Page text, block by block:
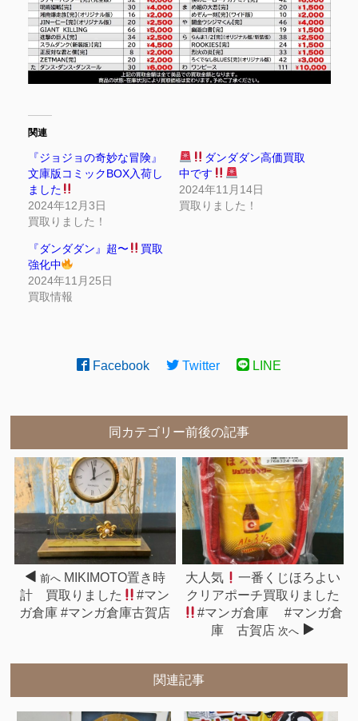
関連
『ジョジョの奇妙な冒険』
文庫版コミックBOX入荷し
ました
2024年12月3日
買取りました！
ダンダダン高価買取
中です
2024年11月14日
買取りました！
『ダンダダン』超〜
買取
強化中
2024年11月25日
買取情報
Facebook Twitter LINE
同カテゴリー前後の記事
前へ MIKIMOTO置き時
計 買取りました
#マン
ガ倉庫 #マンガ倉庫古賀店
大人気
一番くじほろよい
クリアポーチ買取りました
#マンガ倉庫 #マンガ倉
庫 古賀店 次へ
関連記事